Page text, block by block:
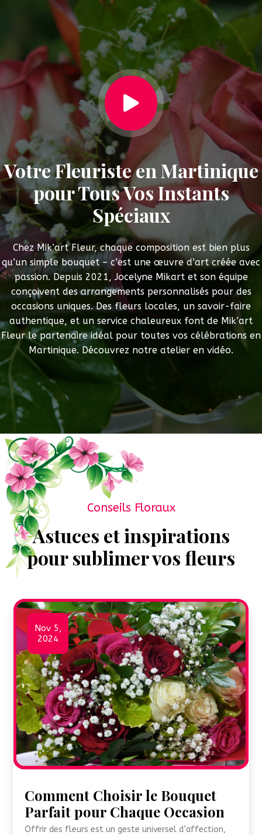

Votre Fleuriste en Martinique
pour Tous Vos Instants
Spéciaux
Chez Mik’art Fleur, chaque composition est bien plus
qu’un simple bouquet – c’est une œuvre d’art créée avec
passion. Depuis 2021, Jocelyne Mikart et son équipe
conçoivent des arrangements personnalisés pour des
occasions uniques. Des fleurs locales, un savoir-faire
authentique, et un service chaleureux font de Mik’art
Fleur le partenaire idéal pour toutes vos célébrations en
Martinique. Découvrez notre atelier en vidéo.
Conseils Floraux
Astuces et inspirations
pour sublimer vos fleurs
Comment Choisir le Bouquet
Parfait pour Chaque Occasion
Nov 5,
2024
Offrir des fleurs est un geste universel d’affection,